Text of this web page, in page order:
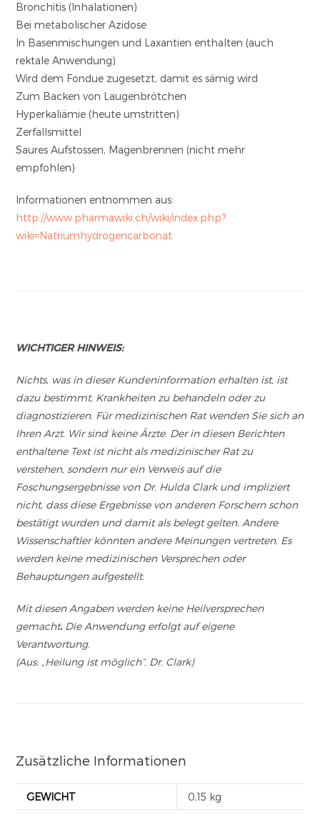
Bronchitis (Inhalationen)
Bei metabolischer Azidose
In Basenmischungen und Laxantien enthalten (auch
rektale Anwendung)
Wird dem Fondue zugesetzt, damit es sämig wird
Zum Backen von Laugenbrötchen
Hyperkaliämie (heute umstritten)
Zerfallsmittel
Saures Aufstossen, Magenbrennen (nicht mehr
empfohlen)
Informationen entnommen aus:
http://www.pharmawiki.ch/wiki/index.php?
wiki=Natriumhydrogencarbonat
WICHTIGER HINWEIS:
Nichts, was in dieser Kundeninformation erhalten ist, ist
dazu bestimmt, Krankheiten zu behandeln oder zu
diagnostizieren. Für medizinischen Rat wenden Sie sich an
Ihren Arzt. Wir sind keine Ärzte. Der in diesen Berichten
enthaltene Text ist nicht als medizinischer Rat zu
verstehen, sondern nur ein Verweis auf die
Foschungsergebnisse von Dr. Hulda Clark und impliziert
nicht, dass diese Ergebnisse von anderen Forschern schon
bestätigt wurden und damit als belegt gelten. Andere
Wissenschaftler könnten andere Meinungen vertreten. Es
werden keine medizinischen Versprechen oder
Behauptungen aufgestellt.
Mit diesen Angaben werden keine Heilversprechen
gemacht.Die Anwendung erfolgt auf eigene
Verantwortung.
(Aus: „Heilung ist möglich“, Dr. Clark)
Zusätzliche Informationen
GEWICHT 0,15 kg